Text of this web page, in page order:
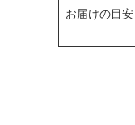
お届けの目安